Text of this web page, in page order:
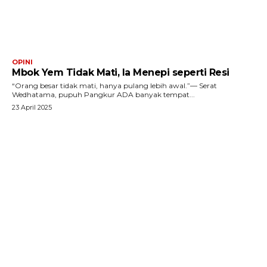
OPINI
Mbok Yem Tidak Mati, Ia Menepi seperti Resi
“Orang besar tidak mati, hanya pulang lebih awal.”— Serat
Wedhatama, pupuh Pangkur ADA banyak tempat...
23 April 2025